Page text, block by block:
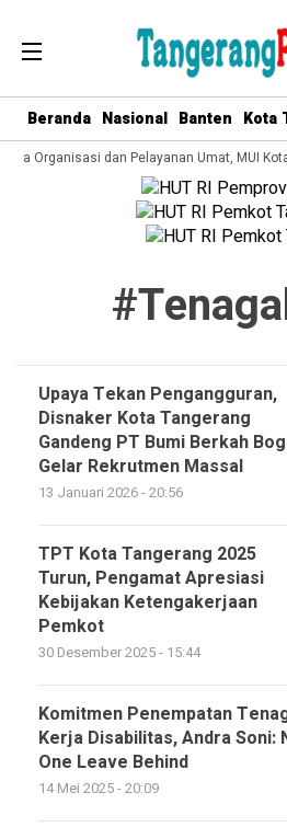
Beranda Nasional Banten Kota
Organisasi dan Pelayanan Umat, MUI
Upaya Tekan Pengangguran,
Disnaker Kota Tangerang
Gandeng PT Bumi Berkah
Gelar Rekrutmen Massal
13 Januari 2026 - 20:56
TPT Kota Tangerang 2025
Turun, Pengamat Apresiasi
Kebijakan Ketengakerjaan
Pemkot
30 Desember 2025 - 15:44
Komitmen Penempatan
Kerja Disabilitas, Andra Soni:
One Leave Behind
14 Mei 2025 - 20:09